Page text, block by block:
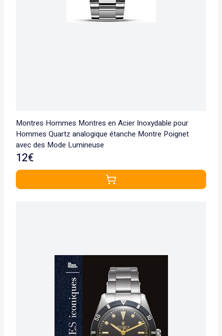
Montres Hommes Montres en Acier Inoxydable pour
Hommes Quartz analogique étanche Montre Poignet
avec des Mode Lumineuse
12€